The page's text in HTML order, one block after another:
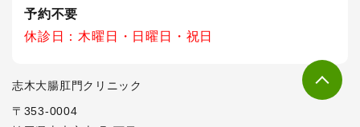
予約不要
休診日：木曜日・日曜日・祝日
志木大腸肛門クリニック
〒353-0004